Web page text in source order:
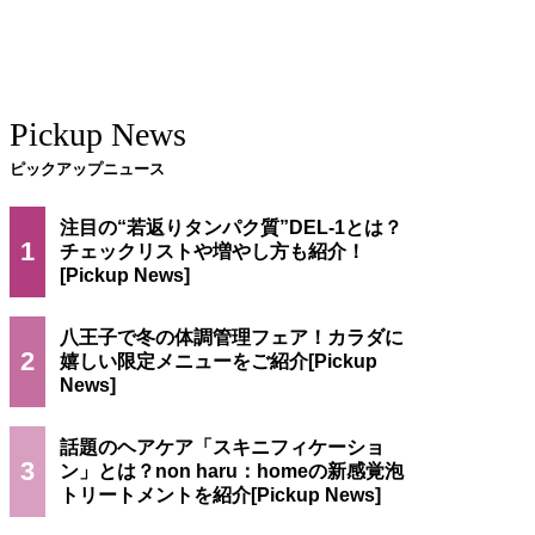
Pickup News
ピックアップニュース
1
注目の“若返りタンパク質”DEL-1とは？
チェックリストや増やし方も紹介！
2
八王子で冬の体調管理フェア！カラダに
嬉しい限定メニューをご紹介
3
話題のヘアケア「スキニフィケーショ
ン」とは？non haru：homeの新感覚泡
トリートメントを紹介